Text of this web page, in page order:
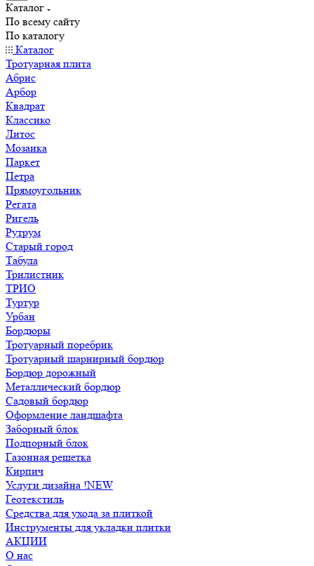
Каталог
По всему сайту
По каталогу
Каталог
Тротуарная плита
Абрис
Арбор
Квадрат
Классико
Литос
Мозаика
Паркет
Петра
Прямоугольник
Регата
Ригель
Рутрум
Старый город
Табула
Трилистник
ТРИО
Туртур
Урбан
Бордюры
Тротуарный поребрик
Тротуарный шарнирный бордюр
Бордюр дорожный
Металлический бордюр
Садовый бордюр
Оформление ландшафта
Заборный блок
Подпорный блок
Газонная решетка
Кирпич
Услуги дизайна !NEW
Геотекстиль
Средства для ухода за плиткой
Инструменты для укладки плитки
АКЦИИ
О нас